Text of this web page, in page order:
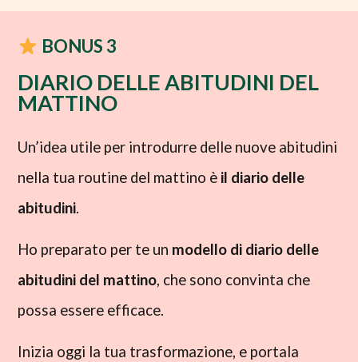
BONUS 3
DIARIO DELLE ABITUDINI DEL
MATTINO​
Un’idea utile per introdurre delle nuove abitudini
nella tua routine del mattino è il diario delle
abitudini.
Ho preparato per te un modello di diario delle
abitudini del mattino, che sono convinta che
possa essere efficace.
Inizia oggi la tua trasformazione, e portala